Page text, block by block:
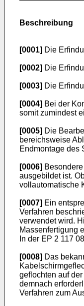
Beschreibung
[0001] Die
[0002] Die
[0003] Die
[0004] Bei der
somit zumindest
[0005] Die
bereichsweise
Endmontage des
[0006]
ausgebildet ist.
vollautomatische
[0007] Ein
Verfahren
verwendet wird.
Massenfertigung
In der EP 2 117
[0008] Das
geflochten auf
demnach
Verfahren zum